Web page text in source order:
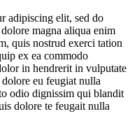
adipiscing elit, sed do
magna aliqua enim
quis nostrud exerci tation
ex ea commodo
in hendrerit in vulputate
eu feugiat nulla
odio dignissim qui blandit
dolore te feugait nulla